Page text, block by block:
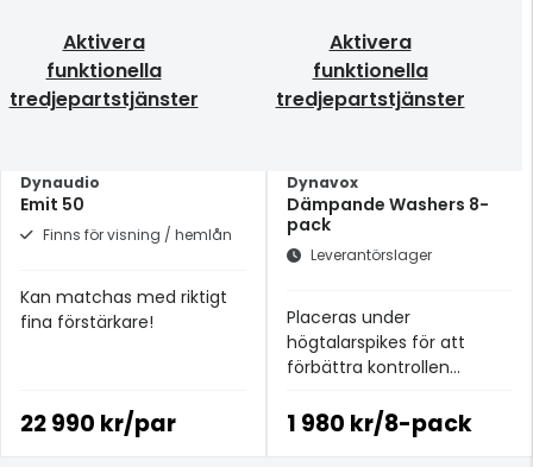
Aktivera
funktionella
tredjepartstjänster
Dynaudio
Emit 50
Finns för visning / hemlån
Kan matchas med riktigt
fina förstärkare!
22 990 kr/par
Aktivera
funktionella
tredjepartstjänster
Dynavox
Dämpande Washers 8-
pack
Leverantörslager
Placeras under
högtalarspikes för att
förbättra kontrollen
vibrationer.
1 980 kr/8-pack